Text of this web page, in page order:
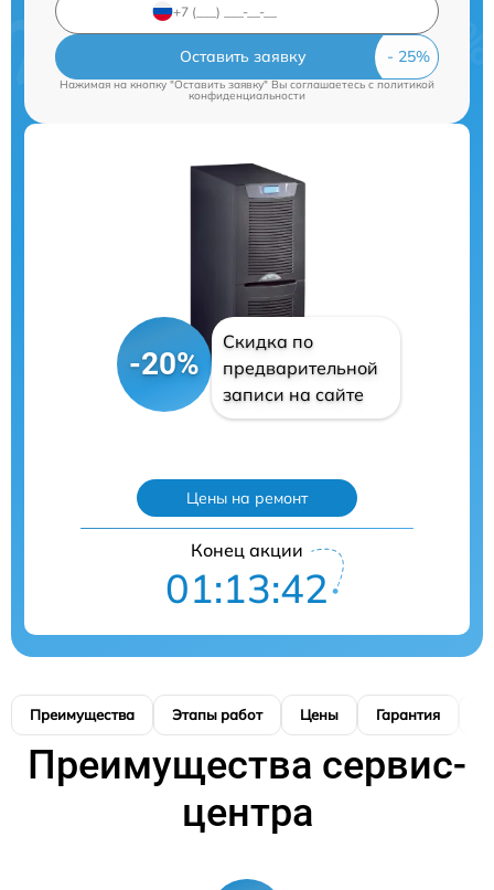
Оставить заявку
Нажимая на кнопку "Оставить заявку" Вы соглашаетесь cполитикой
конфиденциальности
-20%
Скидка по
предварительной
записи на сайте
Цены на ремонт
Конец акции
01:13:41
Преимущества Этапы работ Цены Гарантия
Преимущества сервис-
центра